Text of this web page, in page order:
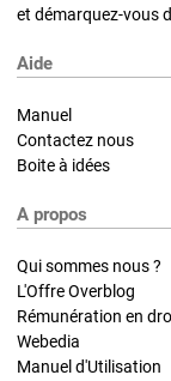
et démarquez-vous
Aide
Manuel
Contactez nous
Boite à idées
A propos
Qui sommes nous ?
L'Offre Overblog
Rémunération en
Webedia
Manuel d'Utilisation